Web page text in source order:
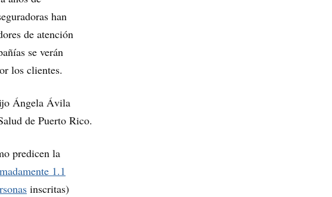
han
de atención
se verán
los clientes.
Ángela Ávila
de Puerto Rico.
predicen la
1.1
inscritas)